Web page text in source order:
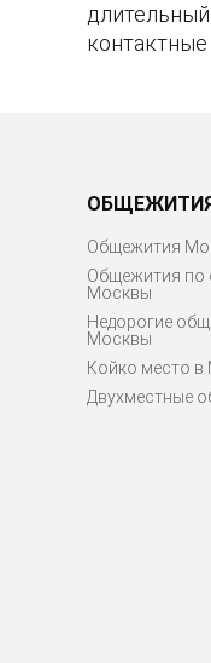
ОБЩЕЖИТИЯ
Общежития
Общежития по
Москвы
Недорогие
Москвы
Койко место в
Двухместные